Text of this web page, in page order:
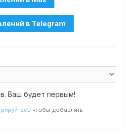
Ваш будет первым!
чтобы добавлять